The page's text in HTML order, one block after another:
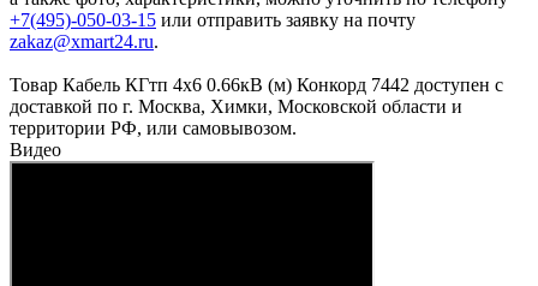
+7(495)-050-03-15 или отправить заявку на почту
zakaz@xmart24.ru.
Товар Кабель КГтп 4х6 0.66кВ (м) Конкорд 7442 доступен с
доставкой по г. Москва, Химки, Московской области и
территории РФ, или самовывозом.
Видео